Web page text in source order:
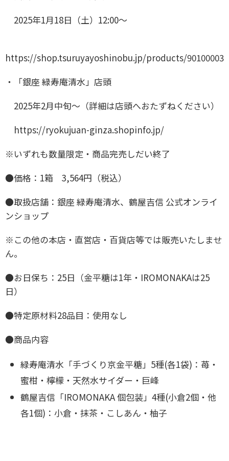
2025年1月18日（土）12:00〜
https://shop.tsuruyayoshinobu.jp/products/90100003
・「銀座 緑寿庵清水」店頭
2025年2月中旬〜（詳細は店頭へおたずねください）
https://ryokujuan-ginza.shopinfo.jp/
※いずれも数量限定・商品完売しだい終了
●価格：1箱 3,564円（税込）
●取扱店舗：銀座 緑寿庵清水、鶴屋吉信 公式オンライ
ンショップ
※この他の本店・直営店・百貨店等では販売いたしませ
ん。
●お日保ち：25日（金平糖は1年・IROMONAKAは25
日）
●特定原材料28品目：使用なし
●商品内容
緑寿庵清水「手づくり京金平糖」5種(各1袋)：苺・
蜜柑・檸檬・天然水サイダー・巨峰
鶴屋吉信「IROMONAKA 個包装」4種(小倉2個・他
各1個)：小倉・抹茶・こしあん・柚子